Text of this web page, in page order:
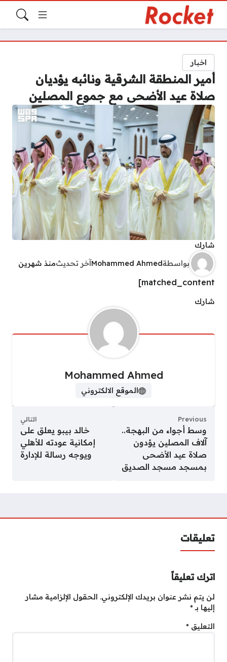
اخبار
أمير المنطقة الشرقية ونائبه يؤديان
صلاة عيد الأضحى مع جموع المصلين
شارك
بواسطةMohammed Ahmedآخر تحديثمنذ شهرين
matched_content]
شارك
Mohammed Ahmed
الموقع الالكتروني
Previous
وسط أجواء من البهجة..
آلاف المصلين يؤدون
صلاة عيد الأضحى
بمسجد مسجد الصديق
التالي
خالد بيبو يعلق على
إمكانية عودته للأهلي
ويوجه رسالة للإدارة
تعليقات
اترك تعليقاً
لن يتم نشر عنوان بريدك الإلكتروني.
الحقول الإلزامية مشار
إليها بـ*
التعليق *